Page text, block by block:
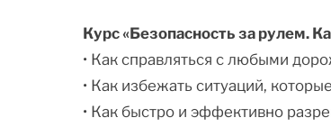
Курс «Безопасность за рулем.
• Как справляться с любыми
• Как избежать ситуаций,
• Как быстро и эффективно